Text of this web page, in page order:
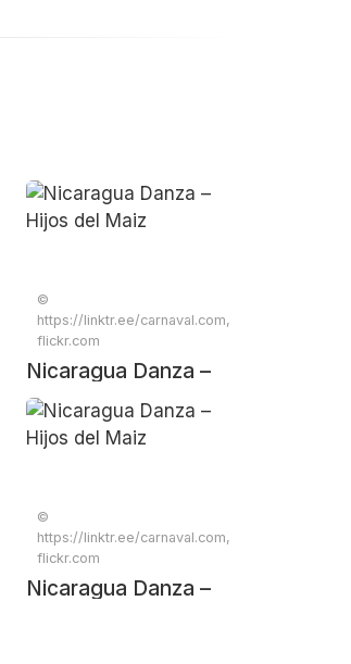
©
https://linktr.ee/carnaval.com,
flickr.com
Nicaragua Danza –
Hijos del Maiz
©
https://linktr.ee/carnaval.com,
flickr.com
Nicaragua Danza –